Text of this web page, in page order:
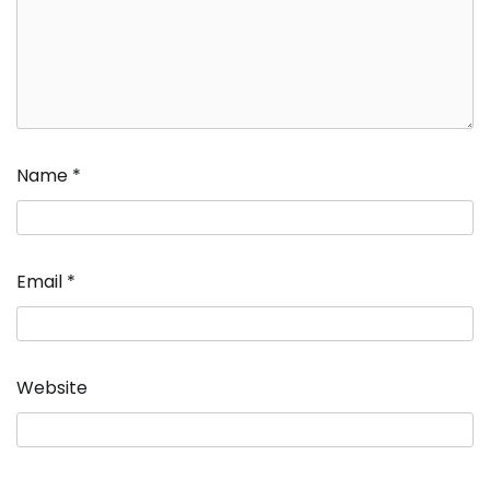
Name *
Email *
Website